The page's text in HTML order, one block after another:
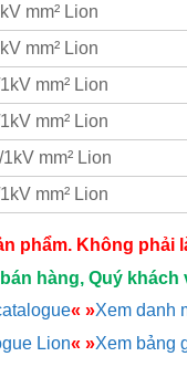
mm² Lion
mm² Lion
mm² Lion
mm² Lion
mm² Lion
mm² Lion
phẩm. Không
hàng, Quý khách
« »Xem danh
Lion« »Xem bảng